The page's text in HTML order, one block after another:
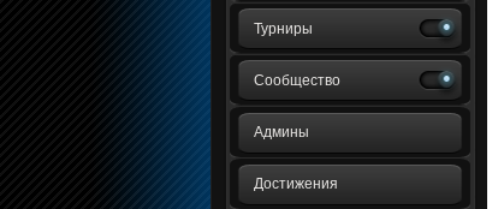
Турниры
Сообщество
Админы
Достижения